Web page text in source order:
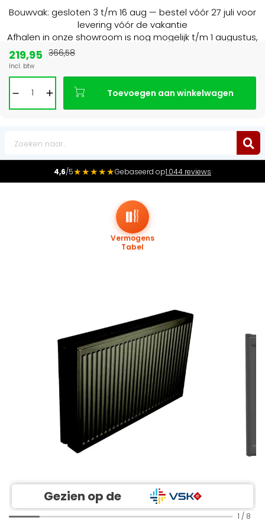
Bouwvak: gesloten 3 t/m 16 aug — bestel vóór 27 juli voor
levering vóór de vakantie
Afhalen in onze showroom is nog mogelijk t/m 1 augustus,
4,6/5★★★★★Gebaseerd op1.044 reviews
Gezien op de
Vermogens
Tabel
1 / 8
219,95
Incl. btw
366,58
Toevoegen aan winkelwagen